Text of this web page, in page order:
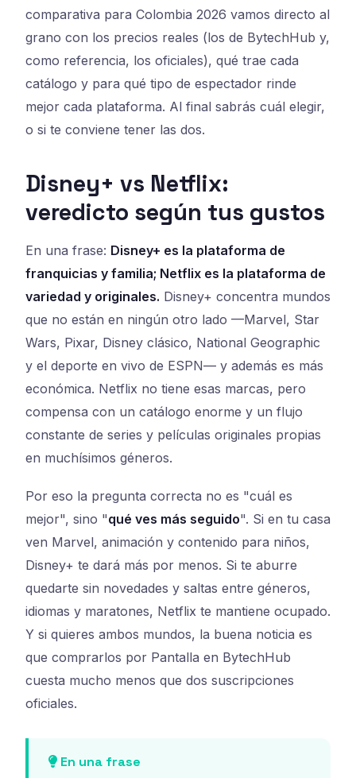
comparativa para Colombia 2026 vamos directo al
grano con los precios reales (los de BytechHub y,
como referencia, los oficiales), qué trae cada
catálogo y para qué tipo de espectador rinde
mejor cada plataforma. Al final sabrás cuál elegir,
o si te conviene tener las dos.
Disney+ vs Netflix:
veredicto según tus gustos
En una frase: Disney+ es la plataforma de
franquicias y familia; Netflix es la plataforma de
variedad y originales. Disney+ concentra mundos
que no están en ningún otro lado —Marvel, Star
Wars, Pixar, Disney clásico, National Geographic
y el deporte en vivo de ESPN— y además es más
económica. Netflix no tiene esas marcas, pero
compensa con un catálogo enorme y un flujo
constante de series y películas originales propias
en muchísimos géneros.
Por eso la pregunta correcta no es "cuál es
mejor", sino "qué ves más seguido". Si en tu casa
ven Marvel, animación y contenido para niños,
Disney+ te dará más por menos. Si te aburre
quedarte sin novedades y saltas entre géneros,
idiomas y maratones, Netflix te mantiene ocupado.
Y si quieres ambos mundos, la buena noticia es
que comprarlos por Pantalla en BytechHub
cuesta mucho menos que dos suscripciones
oficiales.
En una frase